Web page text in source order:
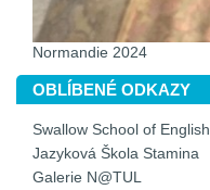
Normandie 2024
OBLÍBENÉ ODKAZY
Swallow School of English
Jazyková Škola Stamina
Galerie N@TUL